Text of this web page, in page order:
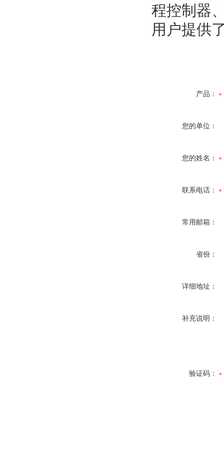
程控制器
用户提供
产品：
您的单位：
您的姓名：
联系电话：
常用邮箱：
省份：
详细地址：
补充说明：
验证码：